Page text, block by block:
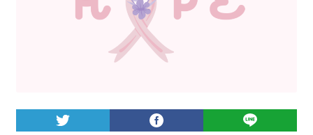
会員登録